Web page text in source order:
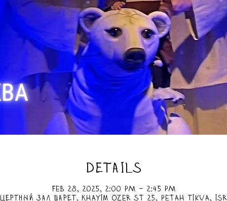
DETAILS
Feb 28, 2025, 2:00 PM – 2:45 PM
зал Шарет, Khayim Ozer St 25, Petah Tikva,